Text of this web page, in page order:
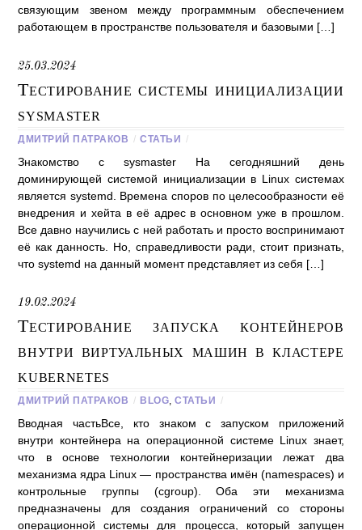
связующим звеном между программным обеспечением
работающем в пространстве пользователя и базовыми […]
25.03.2024
Тестирование системы инициализации
sysmaster
ДМИТРИЙ ПАТРАКОВ / СТАТЬИ /
Знакомство с sysmaster На сегодняшний день
доминирующей системой инициализации в Linux системах
является systemd. Времена споров по целесообразности её
внедрения и хейта в её адрес в основном уже в прошлом.
Все давно научились с ней работать и просто воспринимают
её как данность. Но, справедливости ради, стоит признать,
что systemd на данный момент представляет из себя […]
19.02.2024
Тестирование запуска контейнеров
внутри виртуальных машин в кластере
kubernetes
ДМИТРИЙ ПАТРАКОВ / BLOG,СТАТЬИ /
Вводная частьВсе, кто знаком с запуском приложений
внутри контейнера на операционной системе Linux знает,
что в основе технологии контейнеризации лежат два
механизма ядра Linux — пространства имён (namespaces) и
контрольные группы (cgroup). Оба эти механизма
предназначены для создания ограничений со стороны
операционной системы для процесса, который запущен